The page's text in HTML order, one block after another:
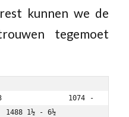
kunnen we de
tegemoet
3             1074 -
1½ - 6½